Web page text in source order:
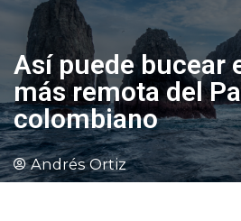
Así puede bucear
más remota del
colombiano
Andrés Ortiz